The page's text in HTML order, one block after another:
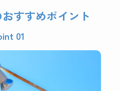
すすめポイント
01